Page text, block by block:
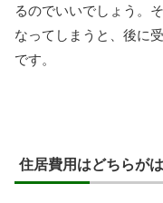
るのでいいでしょう。
なってしまうと、後に
です。
住居費用はどちらが